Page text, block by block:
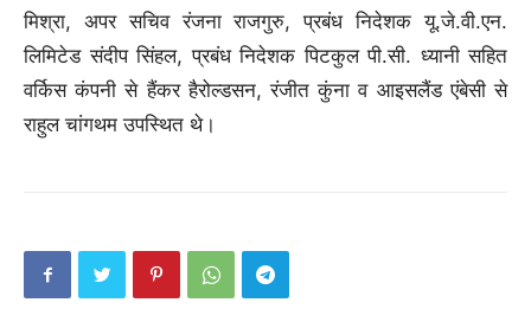
मिश्रा, अपर सचिव रंजना राजगुरु, प्रबंध निदेशक यू.जे.वी.एन.
लिमिटेड संदीप सिंहल, प्रबंध निदेशक पिटकुल पी.सी. ध्यानी सहित
वर्किस कंपनी से हैंकर हैरोल्डसन, रंजीत कुंना व आइसलैंड एंबेसी से
राहुल चांगथम उपस्थित थे।